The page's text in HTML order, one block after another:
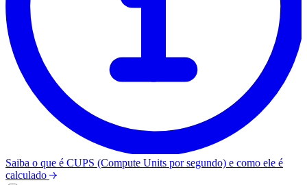
Saiba o que é CUPS (Compute Units por segundo) e como ele é
calculado